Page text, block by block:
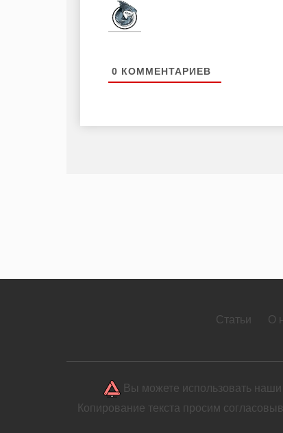
0 КОММЕНТАРИЕВ
Статьи О
Вы можете использовать
Копирование текста просим